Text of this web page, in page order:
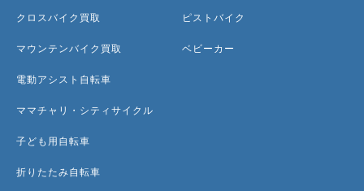
クロスバイク買取
マウンテンバイク買取
電動アシスト自転車
ママチャリ・シティサイクル
子ども用自転車
折りたたみ自転車
ピストバイク
ベビーカー